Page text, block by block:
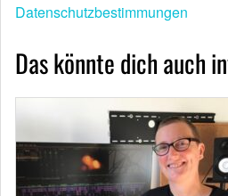
Datenschutzbestimmungen
Das könnte dich auch